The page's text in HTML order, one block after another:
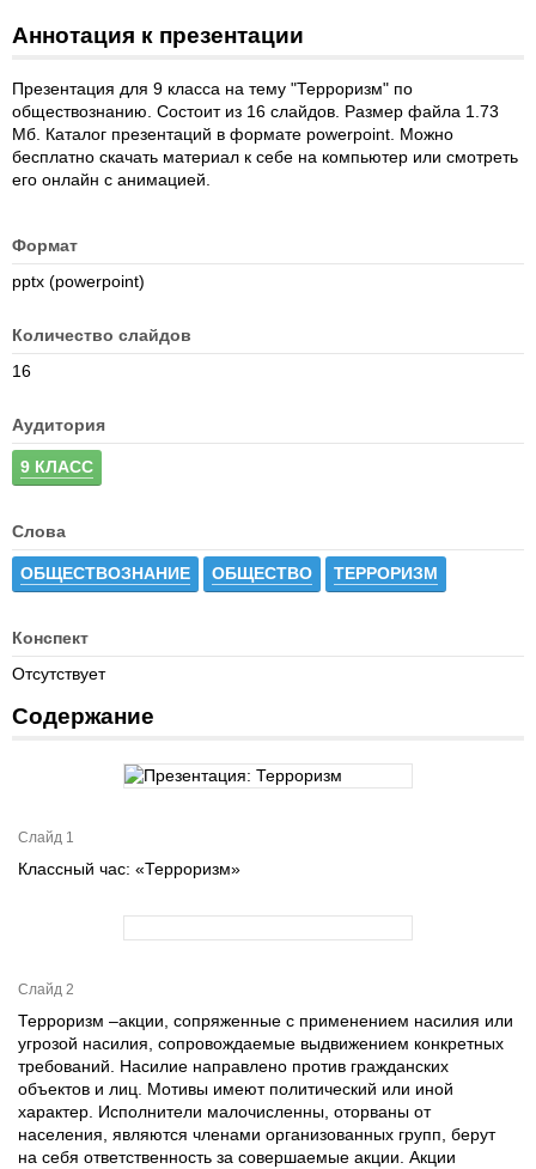
Аннотация к презентации
Презентация для 9 класса на тему "Терроризм" по
обществознанию. Состоит из 16 слайдов. Размер файла 1.73
Мб. Каталог презентаций в формате powerpoint. Можно
бесплатно скачать материал к себе на компьютер или смотреть
его онлайн с анимацией.
Формат
pptx (powerpoint)
Количество слайдов
16
Аудитория
9 КЛАСС
Слова
ОБЩЕСТВОЗНАНИЕ ОБЩЕСТВО ТЕРРОРИЗМ
Конспект
Отсутствует
Содержание
Слайд 1
Классный час: «Терроризм»
Слайд 2
Терроризм –акции, сопряженные с применением насилия или
угрозой насилия, сопровождаемые выдвижением конкретных
требований. Насилие направлено против гражданских
объектов и лиц. Мотивы имеют политический или иной
характер. Исполнители малочисленны, оторваны от
населения, являются членами организованных групп, берут
на себя ответственность за совершаемые акции. Акции